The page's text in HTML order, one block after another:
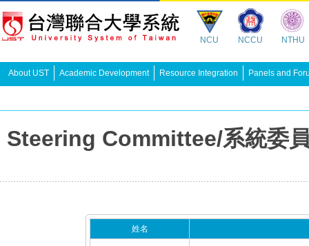
NCU NCCU NTHU
About UST Academic Development Resource Integration Panels and
Steering Committee/系統委
姓名